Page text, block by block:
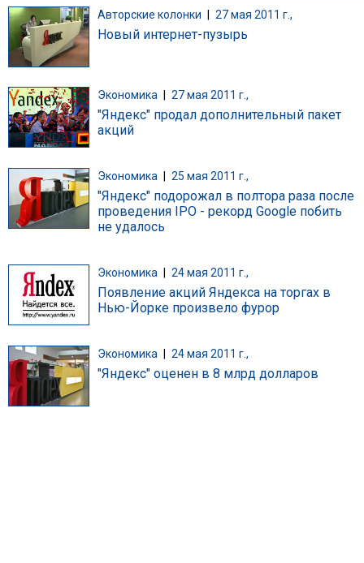
Авторские колонки | 27 мая 2011 г.,
Новый интернет-пузырь
Экономика | 27 мая 2011 г.,
"Яндекс" продал дополнительный пакет
акций
Экономика 25 мая 2011 г.,
"Яндекс" подорожал в полтора раза после
проведения IPO - рекорд Google побить
не удалось
Экономика 24 мая 2011 г.,
Появление акций Яндекса на торгах в
Нью-Йорке произвело фурор
Экономика 24 мая 2011 г.,
"Яндекс" оценен в 8 млрд долларов